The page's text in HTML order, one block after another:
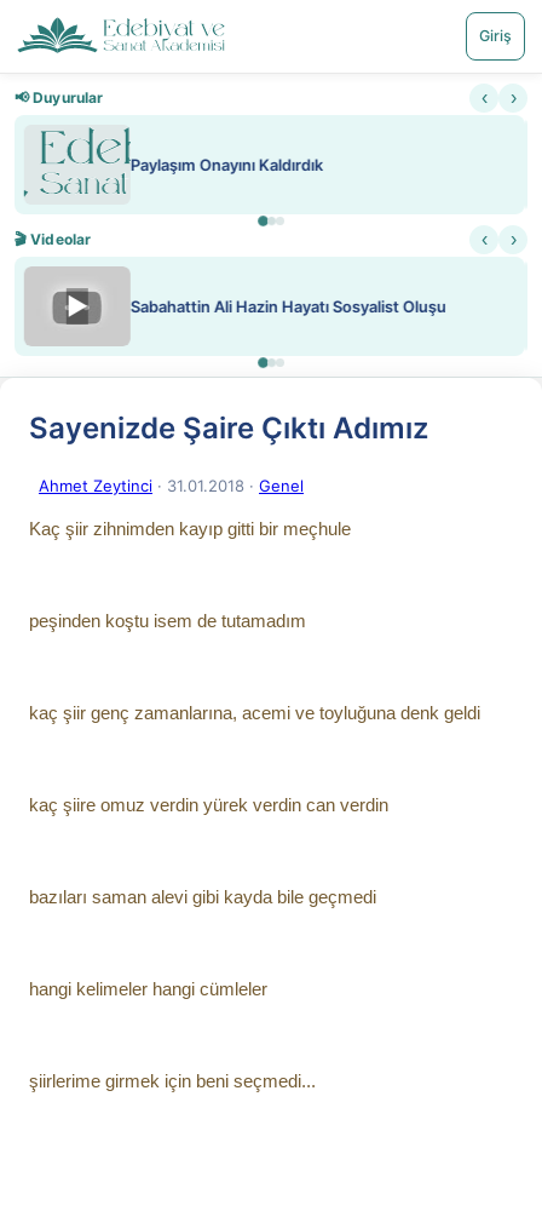
Giriş
📢 Duyurular ‹ ›
Nadir içeriklere kısıtlama ve kredi sistemi getirildi
🎬 Videolar ‹ ›
▶ ATEŞ YAKMAK KONU ÖZET J. LONDON
Sayenizde Şaire Çıktı Adımız
Ahmet Zeytinci · 31.01.2018 · Genel
Kaç şiir zihnimden kayıp gitti bir meçhule
peşinden koştu isem de tutamadım
kaç şiir genç zamanlarına, acemi ve toyluğuna denk geldi
kaç şiire omuz verdin yürek verdin can verdin
bazıları saman alevi gibi kayda bile geçmedi
hangi kelimeler hangi cümleler
şiirlerime girmek için beni seçmedi...